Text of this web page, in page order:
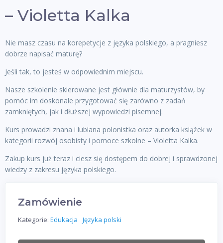
– Violetta Kalka
Nie masz czasu na korepetycje z języka polskiego, a pragniesz
dobrze napisać maturę?
Jeśli tak, to jesteś w odpowiednim miejscu.
Nasze szkolenie skierowane jest głównie dla maturzystów, by
pomóc im doskonale przygotować się zarówno z zadań
zamkniętych, jak i dłuższej wypowiedzi pisemnej.
Kurs prowadzi znana i lubiana polonistka oraz autorka książek w
kategorii rozwój osobisty i pomoce szkolne – Violetta Kalka.
Zakup kurs już teraz i ciesz się dostępem do dobrej i sprawdzonej
wiedzy z zakresu języka polskiego.
Zamówienie
Kategorie: Edukacja Języka polski